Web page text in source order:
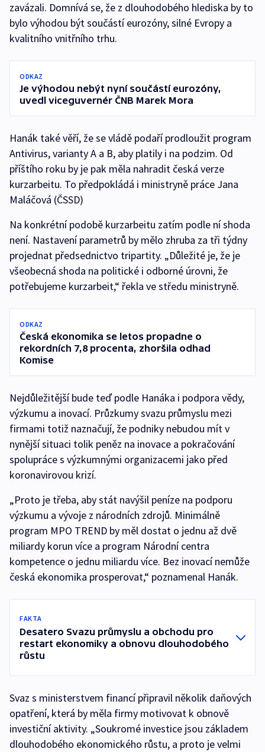
zavázali. Domnívá se, že z dlouhodobého hlediska by to
bylo výhodou být součástí eurozóny, silné Evropy a
kvalitního vnitřního trhu.
ODKAZ
Je výhodou nebýt nyní součástí eurozóny,
uvedl viceguvernér ČNB Marek Mora
Hanák také věří, že se vládě podaří prodloužit program
Antivirus, varianty A a B, aby platily i na podzim. Od
příštího roku by je pak měla nahradit česká verze
kurzarbeitu. To předpokládá i ministryně práce Jana
Maláčová (ČSSD)
Na konkrétní podobě kurzarbeitu zatím podle ní shoda
není. Nastavení parametrů by mělo zhruba za tři týdny
projednat předsednictvo tripartity. „Důležité je, že je
všeobecná shoda na politické i odborné úrovni, že
potřebujeme kurzarbeit,“ řekla ve středu ministryně.
ODKAZ
Česká ekonomika se letos propadne o
rekordních 7,8 procenta, zhoršila odhad
Komise
Nejdůležitější bude teď podle Hanáka i podpora vědy,
výzkumu a inovací. Průzkumy svazu průmyslu mezi
firmami totiž naznačují, že podniky nebudou mít v
nynější situaci tolik peněz na inovace a pokračování
spolupráce s výzkumnými organizacemi jako před
koronavirovou krizí.
„Proto je třeba, aby stát navýšil peníze na podporu
výzkumu a vývoje z národních zdrojů. Minimálně
program MPO TREND by měl dostat o jednu až dvě
miliardy korun více a program Národní centra
kompetence o jednu miliardu více. Bez inovací nemůže
česká ekonomika prosperovat,“ poznamenal Hanák.
FAKTA
Desatero Svazu průmyslu a obchodu pro
restart ekonomiky a obnovu dlouhodobého
růstu
Svaz s ministerstvem financí připravil několik daňových
opatření, která by měla firmy motivovat k obnově
investiční aktivity. „Soukromé investice jsou základem
dlouhodobého ekonomického růstu, a proto je velmi